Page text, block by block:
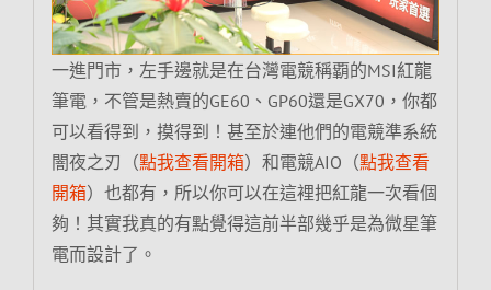
一進門市，左手邊就是在台灣電競稱覇的MSI紅龍
筆電，不管是熱賣的GE60、GP60還是GX70，你都
可以看得到，摸得到！甚至於連他們的電競準系統
闇夜之刃（點我查看開箱）和電競AIO（點我查看
開箱）也都有，所以你可以在這裡把紅龍一次看個
夠！其實我真的有點覺得這前半部幾乎是為微星筆
電而設計了。